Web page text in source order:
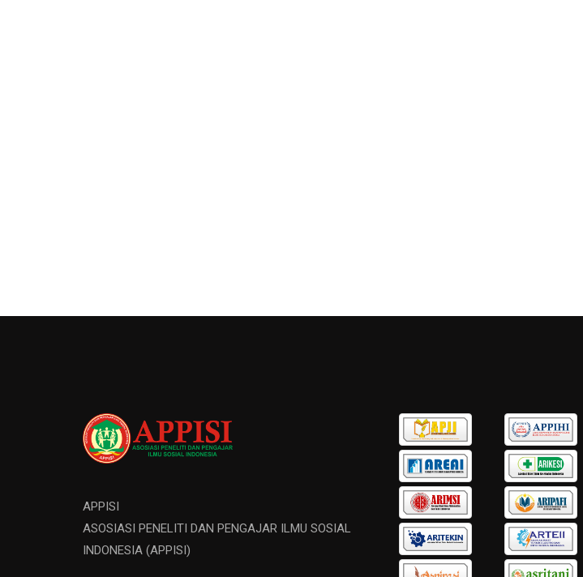
APPISI
ASOSIASI PENELITI DAN PENGAJAR ILMU SOSIAL
INDONESIA (APPISI)